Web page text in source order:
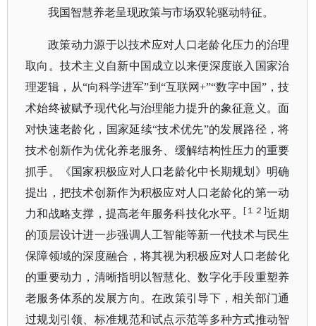
我国智慧养老呈现政策与市场双轮驱动特征。
政策动力源于以技术应对人口老龄化压力的治理
取向。技术主义自新中国成立以来便深度嵌入国家治
理逻辑，从“向科学进军”到“互联网+”“数字中国”，技
术始终被赋予现代化与治理能力提升的象征意义。面
对快速老龄化，国家延续“技术优先”的发展路径，将
技术创新作为优化养老服务、缓解结构性压力的重要
抓手。《国家积极应对人口老龄化中长期规划》明确
提出，把技术创新作为积极应对人口老龄化的第一动
力和战略支撑，提高老年服务科技化水平。
[１２]近期
的顶层设计进一步强调人工智能等新一代技术与民生
保障领域的深度融合，将其视为积极应对人口老龄化
的重要动力，清晰指明以智慧化、数字化手段重塑养
老服务体系的发展方向。在政策引导下，相关部门通
过规划引领、标准规范和试点示范等多种方式推动智